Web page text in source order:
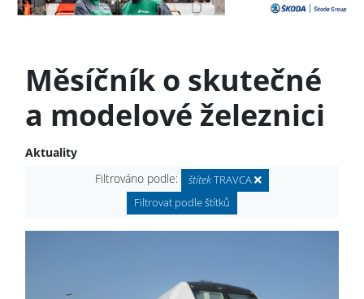
Měsíčník o skutečné
a modelové železnici
Aktuality
Filtrováno podle:
štítekTRAVCA
Filtrovat podle štítků